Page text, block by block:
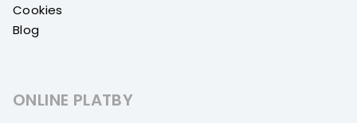
Cookies
Blog
ONLINE PLATBY